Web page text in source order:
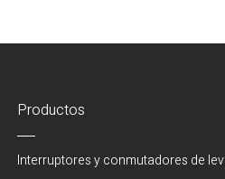
Productos
Interruptores y conmutadores de